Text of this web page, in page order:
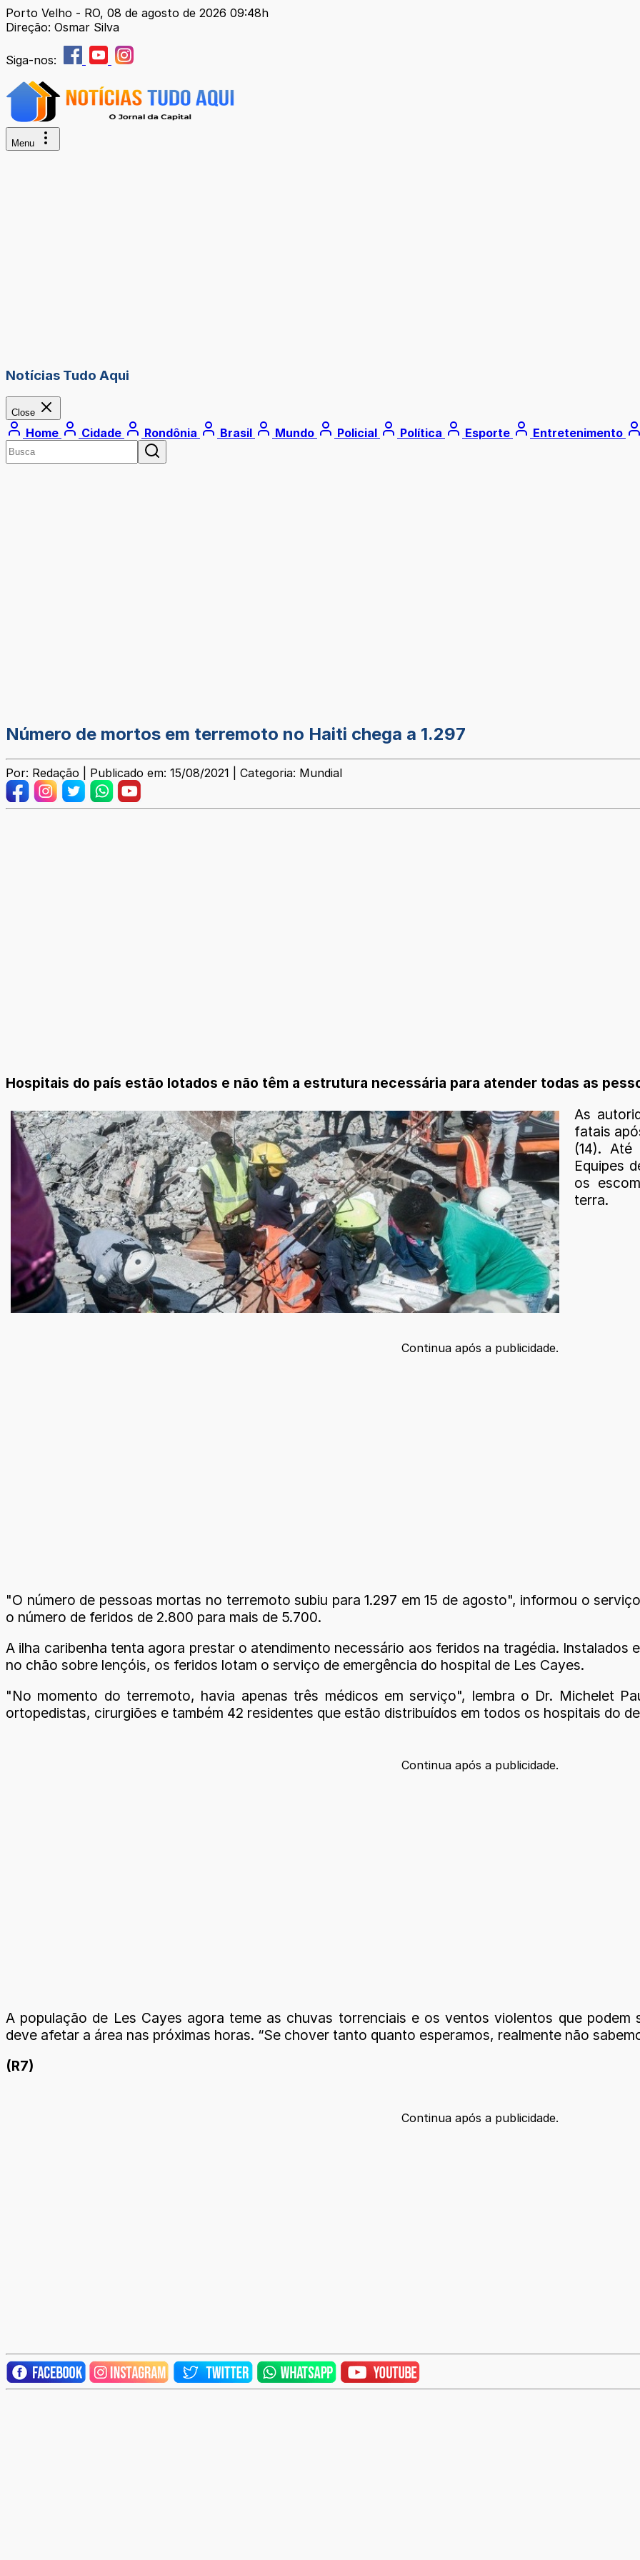
Porto Velho - RO, 08 de agosto de 2026 09:48h
Direção: Osmar Silva
Siga-nos:
Menu
Notícias Tudo Aqui
Close
Home Cidade Rondônia Brasil Mundo Policial Política Esporte Entretenimento
Número de mortos em terremoto no Haiti chega a 1.297
Por: Redação | Publicado em: 15/08/2021 | Categoria: Mundial
Hospitais do país estão lotados e não têm a estrutura necessária para atender todas as
As
fatais
(14). Até
Equipes
os
terra.
Continua após a publicidade.
"O número de pessoas mortas no terremoto subiu para 1.297 em 15 de agosto", informou o
o número de feridos de 2.800 para mais de 5.700.
A ilha caribenha tenta agora prestar o atendimento necessário aos feridos na tragédia. Instalados
no chão sobre lençóis, os feridos lotam o serviço de emergência do hospital de Les Cayes.
"No momento do terremoto, havia apenas três médicos em serviço", lembra o Dr. Michelet
ortopedistas, cirurgiões e também 42 residentes que estão distribuídos em todos os hospitais do
Continua após a publicidade.
A população de Les Cayes agora teme as chuvas torrenciais e os ventos violentos que
deve afetar a área nas próximas horas. “Se chover tanto quanto esperamos, realmente não
(R7)
Continua após a publicidade.